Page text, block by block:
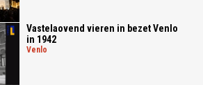
Vastelaovend vieren in bezet Venlo
in 1942
venlo